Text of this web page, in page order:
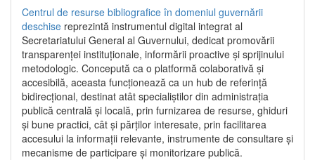
Centrul de resurse bibliografice în domeniul guvernării
deschise reprezintă instrumentul digital integrat al
Secretariatului General al Guvernului, dedicat promovării
transparenței instituționale, informării proactive și sprijinului
metodologic. Concepută ca o platformă colaborativă și
accesibilă, aceasta funcționează ca un hub de referință
bidirecțional, destinat atât specialiștilor din administrația
publică centrală și locală, prin furnizarea de resurse, ghiduri
și bune practici, cât și părților interesate, prin facilitarea
accesului la informații relevante, instrumente de consultare și
mecanisme de participare și monitorizare publică.